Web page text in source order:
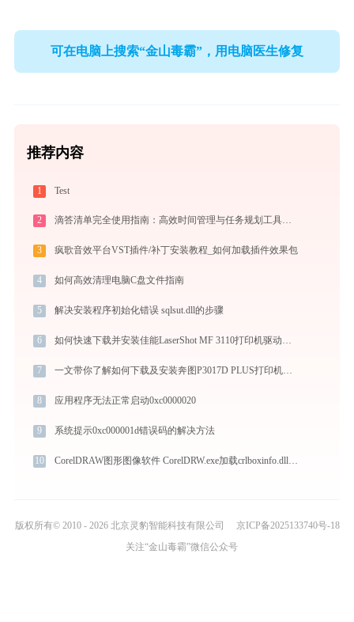
可在电脑上搜索“金山毒霸”，用电脑医生修复
推荐内容
1 Test
2 滴答清单完全使用指南：高效时间管理与任务规划工具，让你的每一天井井有条
3 疯歌音效平台VST插件/补丁安装教程_如何加载插件效果包
4 如何高效清理电脑C盘文件指南
5 解决安装程序初始化错误 sqlsut.dll的步骤
6 如何快速下载并安装佳能LaserShot MF 3110打印机驱动：详细步骤解析
7 一文带你了解如何下载及安装奔图P3017D PLUS打印机驱动
8 应用程序无法正常启动0xc0000020
9 系统提示0xc000001d错误码的解决方法
10 CorelDRAW图形图像软件 CorelDRW.exe加载crlboxinfo.dll文件丢失处理办法
版权所有© 2010 - 2026 北京灵豹智能科技有限公司
京ICP备2025133740号-18
关注“金山毒霸”微信公众号